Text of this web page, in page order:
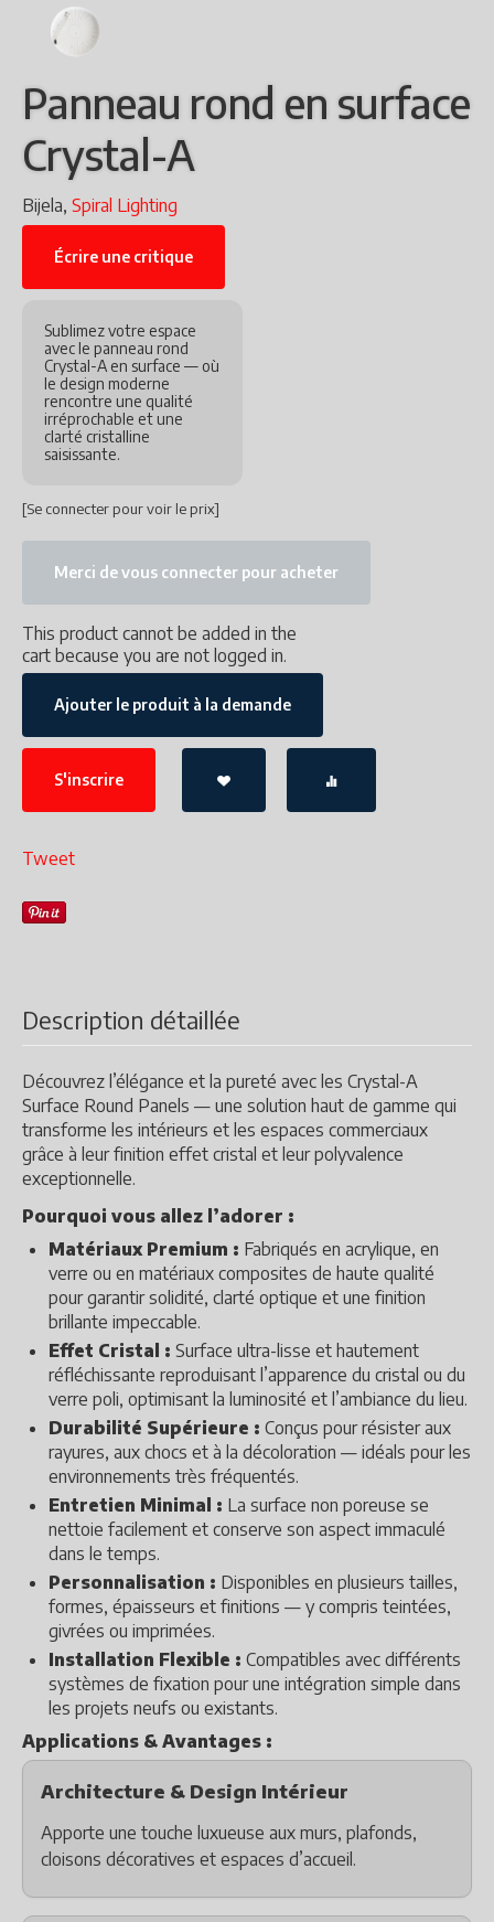
Panneau rond en surface
Crystal-A
Bijela, Spiral Lighting
Écrire une critique
Sublimez votre espace
avec le panneau rond
Crystal-A en surface — où
le design moderne
rencontre une qualité
irréprochable et une
clarté cristalline
saisissante.
[Se connecter pour voir le prix]
Merci de vous connecter pour acheter
This product cannot be added in the
cart because you are not logged in.
Ajouter le produit à la demande
S'inscrire
Tweet
Description détaillée
Découvrez l’élégance et la pureté avec les Crystal-A
Surface Round Panels — une solution haut de gamme qui
transforme les intérieurs et les espaces commerciaux
grâce à leur finition effet cristal et leur polyvalence
exceptionnelle.
Pourquoi vous allez l’adorer :
Matériaux Premium : Fabriqués en acrylique, en
verre ou en matériaux composites de haute qualité
pour garantir solidité, clarté optique et une finition
brillante impeccable.
Effet Cristal : Surface ultra-lisse et hautement
réfléchissante reproduisant l’apparence du cristal ou du
verre poli, optimisant la luminosité et l’ambiance du lieu.
Durabilité Supérieure : Conçus pour résister aux
rayures, aux chocs et à la décoloration — idéals pour les
environnements très fréquentés.
Entretien Minimal : La surface non poreuse se
nettoie facilement et conserve son aspect immaculé
dans le temps.
Personnalisation : Disponibles en plusieurs tailles,
formes, épaisseurs et finitions — y compris teintées,
givrées ou imprimées.
Installation Flexible : Compatibles avec différents
systèmes de fixation pour une intégration simple dans
les projets neufs ou existants.
Applications & Avantages :
Architecture & Design Intérieur
Apporte une touche luxueuse aux murs, plafonds,
cloisons décoratives et espaces d’accueil.